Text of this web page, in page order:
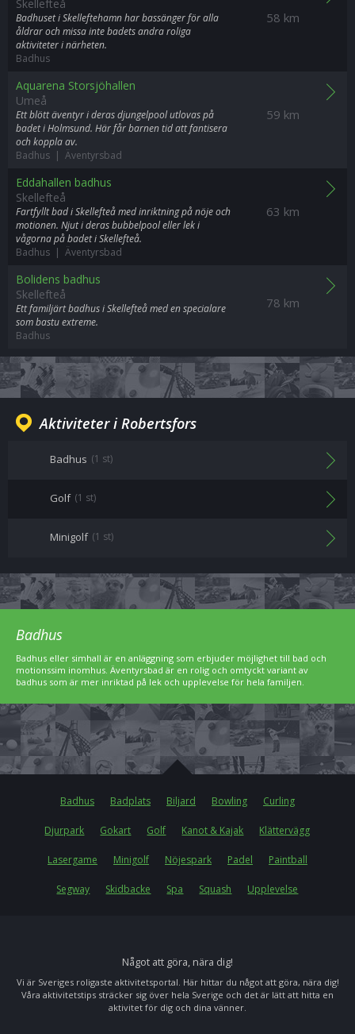
58 km
Skellefteå
Badhuset i Skelleftehamn har bassänger för alla
åldrar och missa inte badets andra roliga
aktiviteter i närheten.
Badhus
59 km
Aquarena Storsjöhallen
Umeå
Ett blött äventyr i deras djungelpool utlovas på
badet i Holmsund. Här får barnen tid att fantisera
och koppla av.
Badhus | Äventyrsbad
63 km
Eddahallen badhus
Skellefteå
Fartfyllt bad i Skellefteå med inriktning på nöje och
motionen. Njut i deras bubbelpool eller lek i
vågorna på badet i Skellefteå.
Badhus | Äventyrsbad
78 km
Bolidens badhus
Skellefteå
Ett familjärt badhus i Skellefteå med en specialare
som bastu extreme.
Badhus
Aktiviteter i Robertsfors
Badhus (1 st)
Golf (1 st)
Minigolf (1 st)
Badhus
Badhus eller simhall är en anläggning som erbjuder möjlighet till bad och
motionssim inomhus. Äventyrsbad är en rolig och omtyckt variant av
badhus som är mer inriktad på lek och upplevelse för hela familjen.
Badhus Badplats Biljard Bowling Curling
Djurpark Gokart Golf Kanot & Kajak Klättervägg
Lasergame Minigolf Nöjespark Padel Paintball
Segway Skidbacke Spa Squash Upplevelse
Något att göra, nära dig!
Vi är Sveriges roligaste aktivitetsportal. Här hittar du något att göra, nära dig!
Våra aktivitetstips sträcker sig över hela Sverige och det är lätt att hitta en
aktivitet för dig och dina vänner.